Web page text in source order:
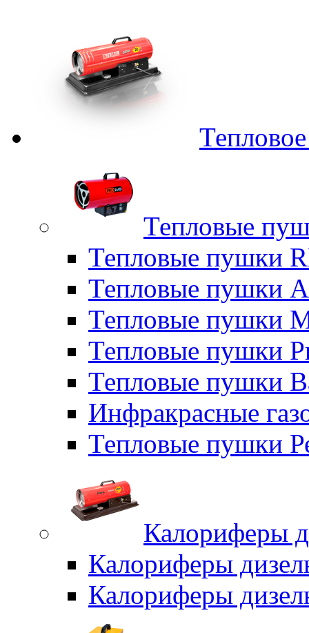
Тепловые
Тепловые пушки
Тепловые пушки
Тепловые пушки
Тепловые пушки
Тепловые пушки
Инфракрасные
Тепловые пушки
Калориферы
Калориферы
Калориферы